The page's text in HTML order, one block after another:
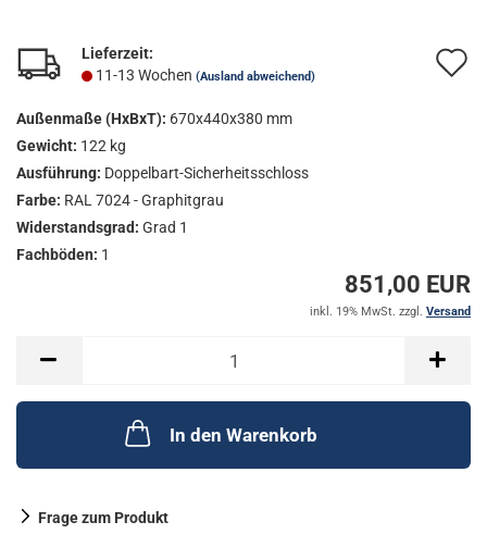
Lieferzeit:
11-13 Wochen (Ausland abweichend)
Außenmaße (HxBxT): 670x440x380 mm
Gewicht: 122 kg
Ausführung: Doppelbart-Sicherheitsschloss
Farbe: RAL 7024 - Graphitgrau
Widerstandsgrad: Grad 1
Fachböden: 1
851,00 EUR
inkl. 19% MwSt. zzgl. Versand
In den Warenkorb
Frage zum Produkt